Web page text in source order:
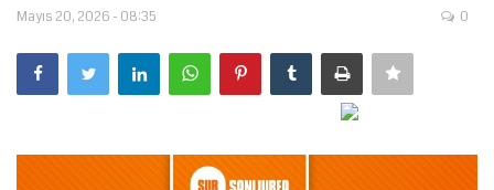
Spor
Gündem
Mayıs 20, 2026 - 08:35 0